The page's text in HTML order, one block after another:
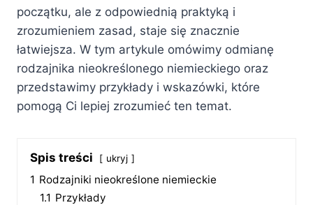
początku, ale z odpowiednią praktyką i
zrozumieniem zasad, staje się znacznie
łatwiejsza. W tym artykule omówimy odmianę
rodzajnika nieokreślonego niemieckiego oraz
przedstawimy przykłady i wskazówki, które
pomogą Ci lepiej zrozumieć ten temat.
Spis treści ukryj
1 Rodzajniki nieokreślone niemieckie
1.1 Przykłady